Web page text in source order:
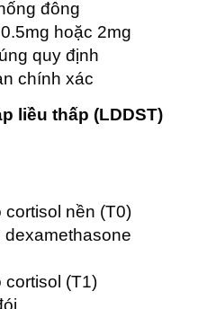
đông
hoặc 2mg
quy định
chính xác
liều thấp (LDDST)
nền (T0)
dexamethasone
cortisol (T1)